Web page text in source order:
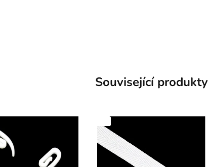
Související produkty